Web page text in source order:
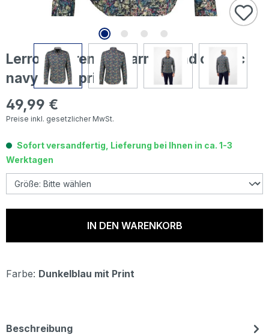
Lerros Herren Langarm Hemd classic
navy floral print
Regulärer Preis:
49,99 €
Preise inkl. gesetzlicher MwSt.
Sofort versandfertig, Lieferung bei Ihnen in ca. 1-3
Werktagen
IN DEN WARENKORB
Farbe: Dunkelblau mit Print
Beschreibung